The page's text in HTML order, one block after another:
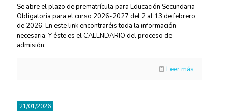
Se abre el plazo de prematrícula para Educación Secundaria
Obligatoria para el curso 2026-2027 del 2 al 13 de febrero
de 2026. En este link encontraréis toda la información
necesaria. Y éste es el CALENDARIO del proceso de
admisión:
Leer más
21/01/2026